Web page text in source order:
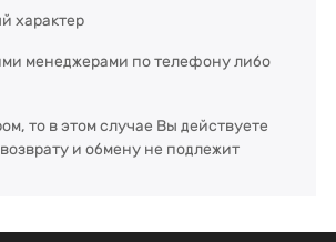
характер
менеджерами по телефону либо
то в этом случае Вы действуете
и обмену не подлежит